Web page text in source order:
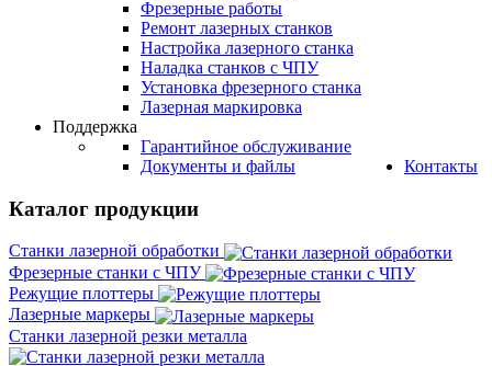
Фрезерные работы
Ремонт лазерных станков
Настройка лазерного станка
Наладка станков с ЧПУ
Установка фрезерного станка
Лазерная маркировка
Поддержка
Гарантийное обслуживание
Документы и файлы
Контакты
Каталог продукции
Станки лазерной обработки
Фрезерные станки с ЧПУ
Режущие плоттеры
Лазерные маркеры
Станки лазерной резки металла